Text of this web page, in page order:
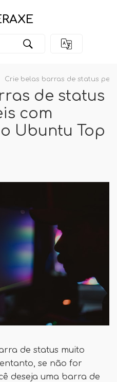
Crie belas barras de status
de status
​​com
Ubuntu Top
de status muito
se não for
deseja uma barra de